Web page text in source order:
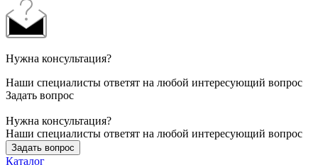
Нужна консультация?
Наши специалисты ответят на любой интересующий вопрос
Задать вопрос
Нужна консультация?
Наши специалисты ответят на любой интересующий вопрос
Задать вопрос
Каталог